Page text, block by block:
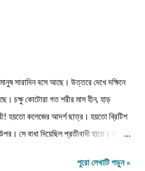
whatsapp নম্বর। (ছবি দেওয়ার দরকার
সারাদিন বসে আছে। উত্তরে দেখে দক্ষিনে
চক্ষু কোটোরা গত শরীর মাস হীন, হাড়
হয়তো কলেজের আদর্শ ছাত্র। হয়তো ব্রিটিশ
সে বাধা দিয়েছিল প্রতীবাদী হাতে। হয়তো
বস্ত্রহীন এই রাতে। নিম্নাঙ্গে একটা নোংগরা
পুরো লেখাটি পড়ুন »